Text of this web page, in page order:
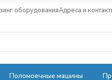
оборудованияАдреса и
Поломоечные машины